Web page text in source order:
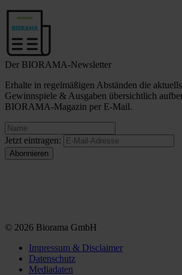
Der BIORAMA-Newsletter
Erhalte in regelmäßigen Abständen die
Gewinnspiele & Ausgaben übersichtlich
BIORAMA-Magazin per E-Mail.
Jetzt eintragen:
© 2026 Biorama GmbH
Impressum & Disclaimer
Datenschutz
Mediadaten